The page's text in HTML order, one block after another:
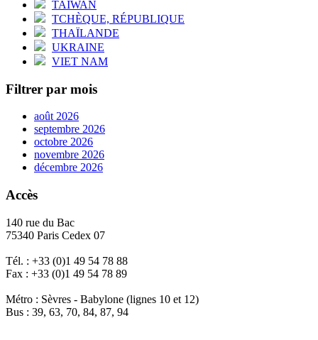
TAÏWAN
TCHÈQUE, RÉPUBLIQUE
THAÏLANDE
UKRAINE
VIET NAM
Filtrer par mois
août 2026
septembre 2026
octobre 2026
novembre 2026
décembre 2026
Accès
140 rue du Bac
75340 Paris Cedex 07
Tél. : +33 (0)1 49 54 78 88
Fax : +33 (0)1 49 54 78 89
Métro : Sèvres - Babylone (lignes 10 et 12)
Bus : 39, 63, 70, 84, 87, 94